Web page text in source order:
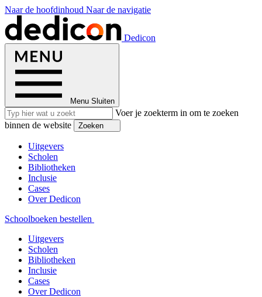
Naar de hoofdinhoud Naar de navigatie
Dedicon
Menu Sluiten
Voer je zoekterm in om te zoeken
binnen de website
Zoeken
Uitgevers
Scholen
Bibliotheken
Inclusie
Cases
Over Dedicon
Schoolboeken bestellen
Uitgevers
Scholen
Bibliotheken
Inclusie
Cases
Over Dedicon